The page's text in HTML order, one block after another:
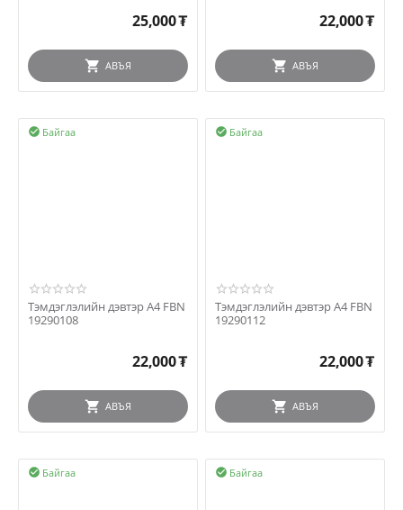
25,000₮
АВЪЯ
22,000₮
АВЪЯ
Байгаа

Тэмдэглэлийн дэвтэр A4 FBN
19290108
22,000₮
АВЪЯ
Байгаа

Тэмдэглэлийн дэвтэр A4 FBN
19290112
22,000₮
АВЪЯ
Байгаа
 Байгаа
